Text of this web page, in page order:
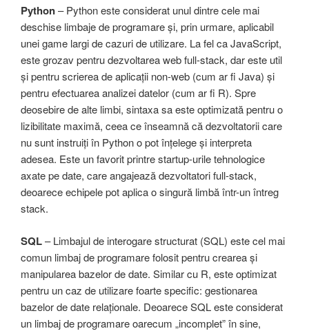
Python– Python este considerat unul dintre cele mai
deschise limbaje de programare și, prin urmare, aplicabil
unei game largi de cazuri de utilizare. La fel ca JavaScript,
este grozav pentru dezvoltarea web full-stack, dar este util
și pentru scrierea de aplicații non-web (cum ar fi Java) și
pentru efectuarea analizei datelor (cum ar fi R). Spre
deosebire de alte limbi, sintaxa sa este optimizată pentru o
lizibilitate maximă, ceea ce înseamnă că dezvoltatorii care
nu sunt instruiți în Python o pot înțelege și interpreta
adesea. Este un favorit printre startup-urile tehnologice
axate pe date, care angajează dezvoltatori full-stack,
deoarece echipele pot aplica o singură limbă într-un întreg
stack.
SQL– Limbajul de interogare structurat (SQL) este cel mai
comun limbaj de programare folosit pentru crearea și
manipularea bazelor de date. Similar cu R, este optimizat
pentru un caz de utilizare foarte specific: gestionarea
bazelor de date relaționale. Deoarece SQL este considerat
un limbaj de programare oarecum „incomplet” în sine,